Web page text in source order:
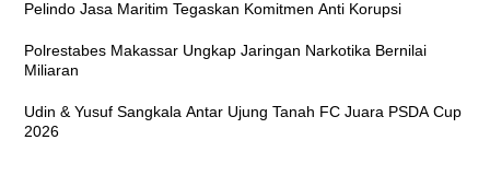
Pelindo Jasa Maritim Tegaskan Komitmen Anti Korupsi
Polrestabes Makassar Ungkap Jaringan Narkotika Bernilai
Miliaran
Udin & Yusuf Sangkala Antar Ujung Tanah FC Juara PSDA Cup
2026